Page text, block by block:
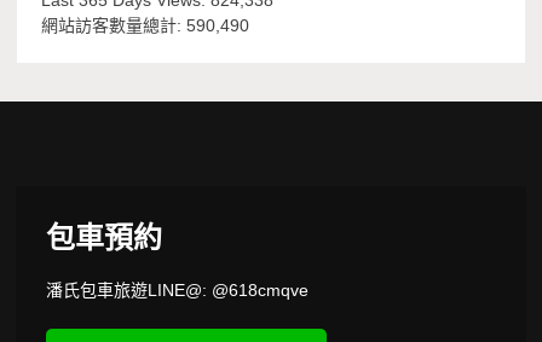
網站訪客數量總計:590,490
包車預約
潘氏包車旅遊LINE@: @618cmqve